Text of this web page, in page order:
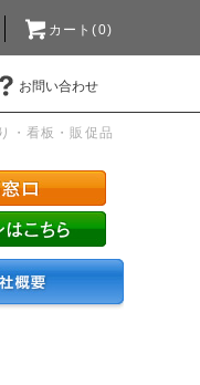
カート(0)
お問い合わせ
・看板・販促品